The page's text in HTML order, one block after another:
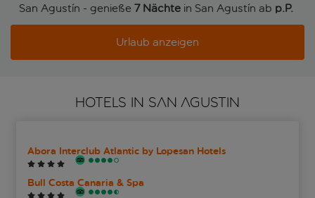
San Agustín - genieße 7 Nächte in San Agustín ab p.P.
Urlaub anzeigen
HOTELS IN SAN AGUSTIN
Abora Interclub Atlantic by Lopesan Hotels
Bull Costa Canaria & Spa